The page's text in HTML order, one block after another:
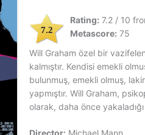
7.2
Rating: 7.2 / 10
Metascore: 75
Will Graham özel bir
kalmıştır. Kendisi emekli
bulunmuş, emekli olmuş,
yapmıştır. Will Graham,
olarak, daha önce